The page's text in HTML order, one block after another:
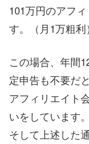
101万円のアフ
す。（月1万粗利）
この場合、年間
定申告も不要だ
アフィリエイト
いをしています。
そして上述した